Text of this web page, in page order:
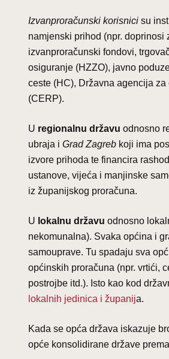
Izvanproračunski korisnici su
namjenski prihod (npr. doprinosi
izvanproračunski fondovi,
osiguranje (HZZO), javno
ceste (HC), Državna agencija
(CERP).
U regionalnu državu odnosno
ubraja i Grad Zagreb koji ima
izvore prihoda te financira
ustanove, vijeća i manjinske
iz županijskog proračuna.
U lokalnu državu odnosno
nekomunalna). Svaka općina i
samouprave. Tu spadaju sva
općinskih proračuna (npr. vrtići,
postrojbe itd.). Isto kao kod
lokalnih jedinica i županija.
Kada se opća država iskazuje
opće konsolidirane države